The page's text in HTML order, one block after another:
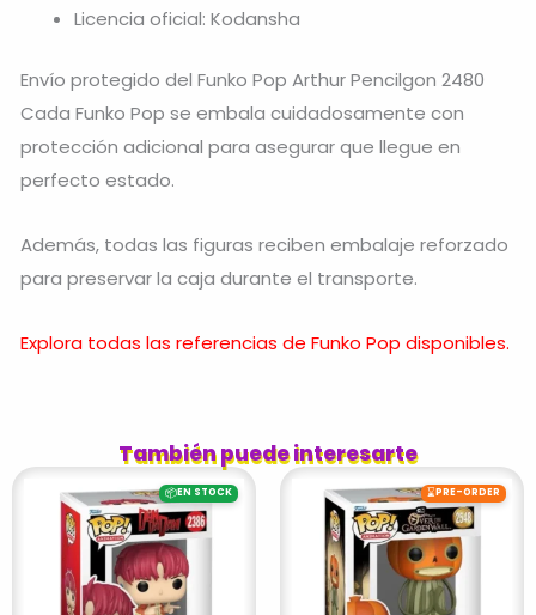
Licencia oficial: Kodansha
Envío protegido del Funko Pop Arthur Pencilgon 2480
Cada Funko Pop se embala cuidadosamente con
protección adicional para asegurar que llegue en
perfecto estado.
Además, todas las figuras reciben embalaje reforzado
para preservar la caja durante el transporte.
Explora todas las referencias de Funko Pop disponibles.
También puede interesarte
📦EN STOCK ⌛PRE-ORDER